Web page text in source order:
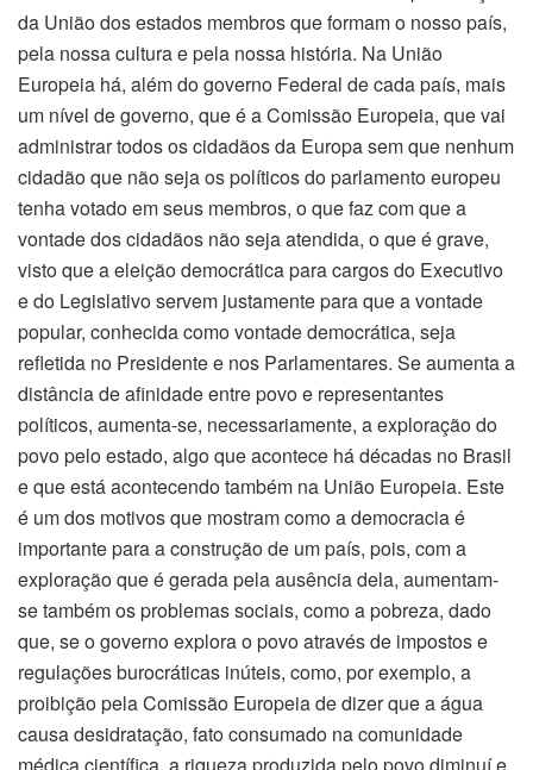
da União dos estados membros que formam o nosso país,
pela nossa cultura e pela nossa história. Na União
Europeia há, além do governo Federal de cada país, mais
um nível de governo, que é a Comissão Europeia, que vai
administrar todos os cidadãos da Europa sem que nenhum
cidadão que não seja os políticos do parlamento europeu
tenha votado em seus membros, o que faz com que a
vontade dos cidadãos não seja atendida, o que é grave,
visto que a eleição democrática para cargos do Executivo
e do Legislativo servem justamente para que a vontade
popular, conhecida como vontade democrática, seja
refletida no Presidente e nos Parlamentares. Se aumenta a
distância de afinidade entre povo e representantes
políticos, aumenta-se, necessariamente, a exploração do
povo pelo estado, algo que acontece há décadas no Brasil
e que está acontecendo também na União Europeia. Este
é um dos motivos que mostram como a democracia é
importante para a construção de um país, pois, com a
exploração que é gerada pela ausência dela, aumentam-
se também os problemas sociais, como a pobreza, dado
que, se o governo explora o povo através de impostos e
regulações burocráticas inúteis, como, por exemplo, a
proibição pela Comissão Europeia de dizer que a água
causa desidratação, fato consumado na comunidade